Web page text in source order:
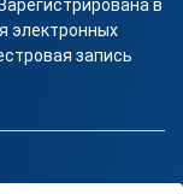
в
электронных
запись